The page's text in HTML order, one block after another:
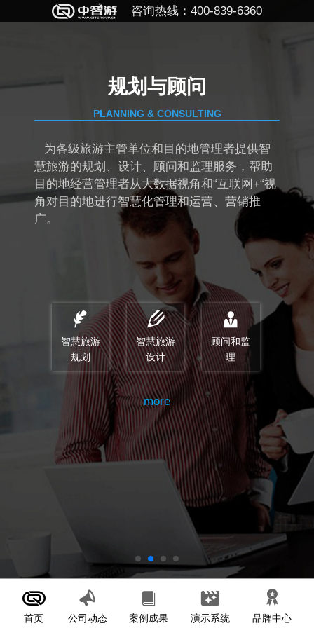
咨询热线：400-839-6360
首页 公司动态 案例成果 演示系统 品牌中心
规划与顾问
PLANNING & CONSULTING
为各级旅游主管单位和目的地管理者提供智
慧旅游的规划、设计、顾问和监理服务，帮助
目的地经营管理者从大数据视角和“互联网+“视
角对目的地进行智慧化管理和运营、营销推
广。
智慧旅游
规划
智慧旅游
设计
顾问和监
理
more